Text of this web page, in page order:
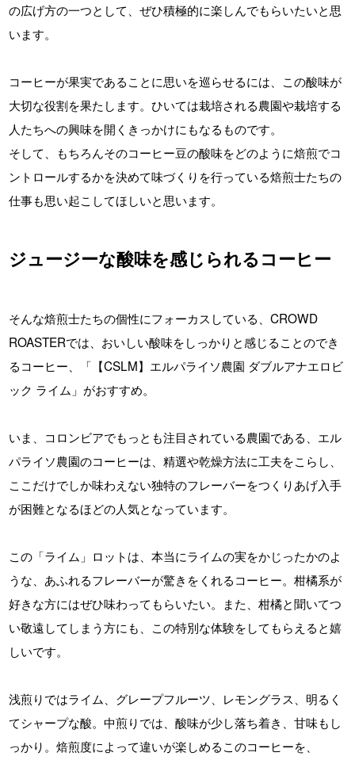
の広げ方の一つとして、ぜひ積極的に楽しんでもらいたいと思
います。
コーヒーが果実であることに思いを巡らせるには、この酸味が
大切な役割を果たします。ひいては栽培される農園や栽培する
人たちへの興味を開くきっかけにもなるものです。
そして、もちろんそのコーヒー豆の酸味をどのように焙煎でコ
ントロールするかを決めて味づくりを行っている焙煎士たちの
仕事も思い起こしてほしいと思います。
ジュージーな酸味を感じられるコーヒー
そんな焙煎士たちの個性にフォーカスしている、CROWD
ROASTERでは、おいしい酸味をしっかりと感じることのでき
るコーヒー、「【CSLM】エルパライソ農園 ダブルアナエロビ
ック ライム」がおすすめ。
いま、コロンビアでもっとも注目されている農園である、エル
パライソ農園のコーヒーは、精選や乾燥方法に工夫をこらし、
ここだけでしか味わえない独特のフレーバーをつくりあげ入手
が困難となるほどの人気となっています。
この「ライム」ロットは、本当にライムの実をかじったかのよ
うな、あふれるフレーバーが驚きをくれるコーヒー。柑橘系が
好きな方にはぜひ味わってもらいたい。また、柑橘と聞いてつ
い敬遠してしまう方にも、この特別な体験をしてもらえると嬉
しいです。
浅煎りではライム、グレープフルーツ、レモングラス、明るく
てシャープな酸。中煎りでは、酸味が少し落ち着き、甘味もし
っかり。焙煎度によって違いが楽しめるこのコーヒーを、